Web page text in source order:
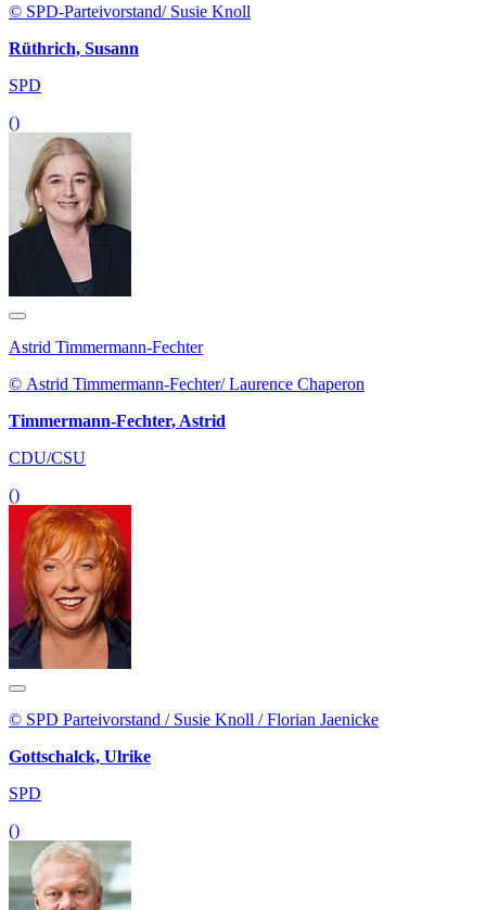
© SPD-Parteivorstand/ Susie Knoll
Rüthrich, Susann
SPD
()
Astrid Timmermann-Fechter
© Astrid Timmermann-Fechter/ Laurence Chaperon
Timmermann-Fechter, Astrid
CDU/CSU
()
© SPD Parteivorstand / Susie Knoll / Florian Jaenicke
Gottschalck, Ulrike
SPD
()